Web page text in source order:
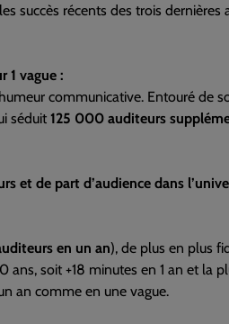
succès récents des trois dernières
1 vague :
communicative. Entouré de
séduit 125 000 auditeurs
et de part d’audience dans
en un an), de plus en plus
ans, soit +18 minutes en 1 an et la
an comme en une vague.